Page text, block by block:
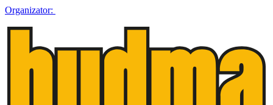
Organizator: